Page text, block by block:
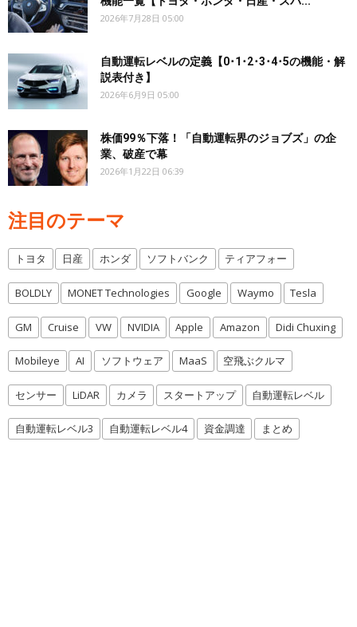
2026年7月28日 05:00
自動運転レベルの定義【0･1･2･3･4･5の機能・解
説表付き】
2026年6月9日 05:00
株価99％下落！「自動運転界のジョブズ」の企
業、破産で幕
2026年1月22日 06:39
注目のテーマ
トヨタ 日産 ホンダ ソフトバンク ティアフォー
BOLDLY MONET Technologies Google Waymo Tesla
GM Cruise VW NVIDIA Apple Amazon Didi Chuxing
Mobileye AI ソフトウェア MaaS 空飛ぶクルマ
センサー LiDAR カメラ スタートアップ 自動運転レベル
自動運転レベル3 自動運転レベル4 資金調達 まとめ